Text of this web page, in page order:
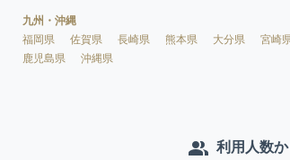
九州・沖縄
福岡県
佐賀県 長崎県 熊本県 大分県
宮崎
鹿児島県
沖縄県
利用人数